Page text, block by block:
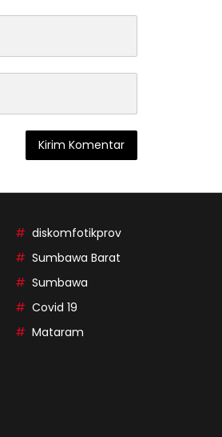
diskomfotikprov
Sumbawa Barat
Sumbawa
Covid 19
Mataram